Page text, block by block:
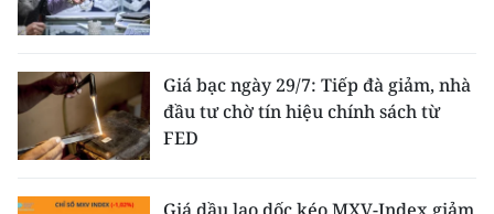
Giá bạc ngày 29/7: Tiếp đà giảm, nhà
đầu tư chờ tín hiệu chính sách từ
FED